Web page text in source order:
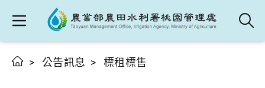
公告訊息 標租標售